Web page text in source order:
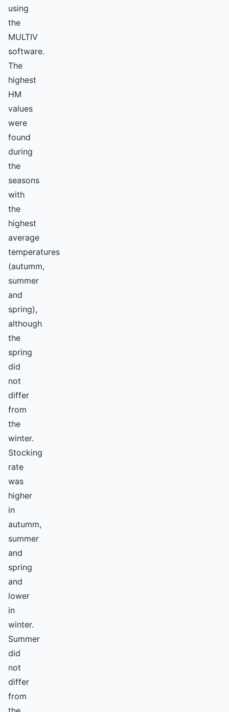
using
the
MULTIV
software.
The
highest
HM
values
were
found
during
the
seasons
with
the
highest
average
temperatures
(autumm,
summer
and
spring),
although
the
spring
did
not
differ
from
the
winter.
Stocking
rate
was
higher
in
autumm,
summer
and
spring
and
lower
in
winter.
Summer
did
not
differ
from